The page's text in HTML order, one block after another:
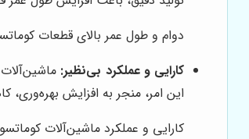
دوام و طول عمر بالای قطعات
کارایی و عملکرد بی‌نظیر:
این امر، منجر به افزایش
کارایی و عملکرد ماشین‌آلات